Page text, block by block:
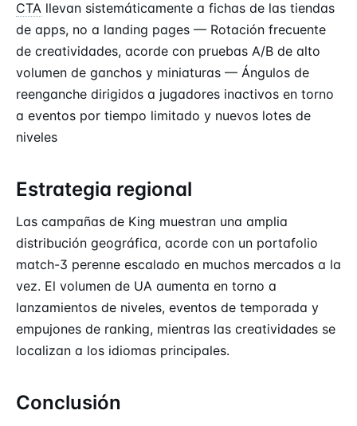
CTA llevan sistemáticamente a fichas de las tiendas
de apps, no a landing pages — Rotación frecuente
de creatividades, acorde con pruebas A/B de alto
volumen de ganchos y miniaturas — Ángulos de
reenganche dirigidos a jugadores inactivos en torno
a eventos por tiempo limitado y nuevos lotes de
niveles
Estrategia regional
Las campañas de King muestran una amplia
distribución geográfica, acorde con un portafolio
match-3 perenne escalado en muchos mercados a la
vez. El volumen de UA aumenta en torno a
lanzamientos de niveles, eventos de temporada y
empujones de ranking, mientras las creatividades se
localizan a los idiomas principales.
Conclusión